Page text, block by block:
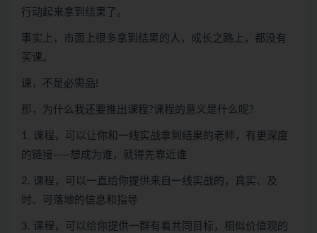
行动起来拿到结果了。
事实上，市面上很多拿到结果的人，成长之路上，都没有
买课。
课，不是必需品!
那，为什么我还要推出课程?课程的意义是什么呢?
1. 课程，可以让你和一线实战拿到结果的老师，有更深度
的链接——想成为谁，就得先靠近谁
2. 课程，可以一直给你提供来自一线实战的，真实、及
时、可落地的信息和指导
3. 课程，可以给你提供一群有着共同目标，相似价值观的